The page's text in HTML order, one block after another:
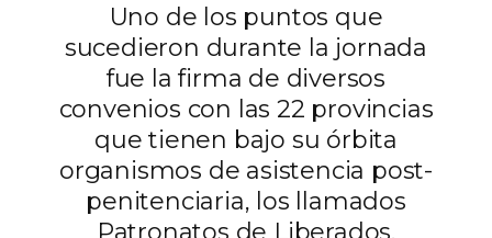
Uno de los puntos que
sucedieron durante la jornada
fue la firma de diversos
convenios con las 22 provincias
que tienen bajo su órbita
organismos de asistencia post-
penitenciaria, los llamados
Patronatos de Liberados.